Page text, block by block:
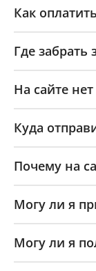
Как
Где забрать
На сайте
Куда
Почему на
Могу ли я
Могу ли я